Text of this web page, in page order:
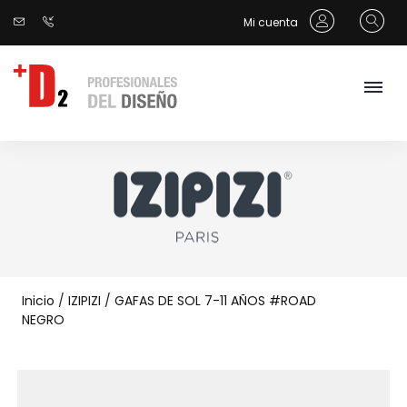
Mi cuenta
Inicio / IZIPIZI / GAFAS DE SOL 7-11 AÑOS #ROAD
NEGRO